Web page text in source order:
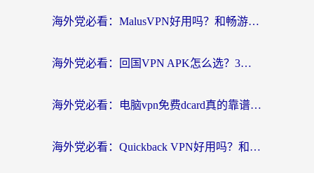
海外党必看：MalusVPN好用吗？和畅游VPN对比哪个回国效果更好？附穿梭飞鱼神龟真实体验
海外党必看：回国VPN APK怎么选？3步教你无缝刷国内剧玩国服
海外党必看：电脑vpn免费dcard真的靠谱吗？教你选对回国加速器无缝访问国内资源
海外党必看：Quickback VPN好用吗？和小黑牛VPN对比哪个回国效果更好？附真实体验+避坑指南